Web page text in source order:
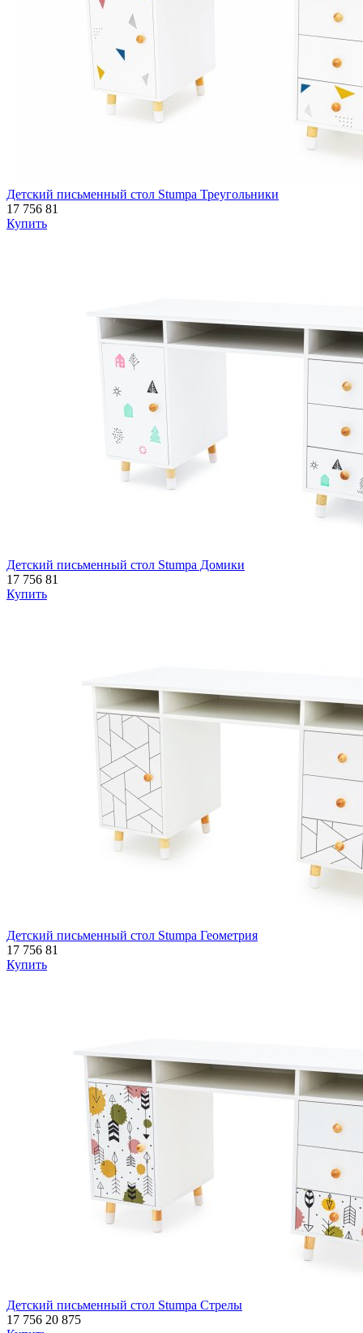
Детский письменный стол Stumpa Треугольники
17 756 81
Купить
Детский письменный стол Stumpa Домики
17 756 81
Купить
Детский письменный стол Stumpa Геометрия
17 756 81
Купить
Детский письменный стол Stumpa Стрелы
17 756 20 875